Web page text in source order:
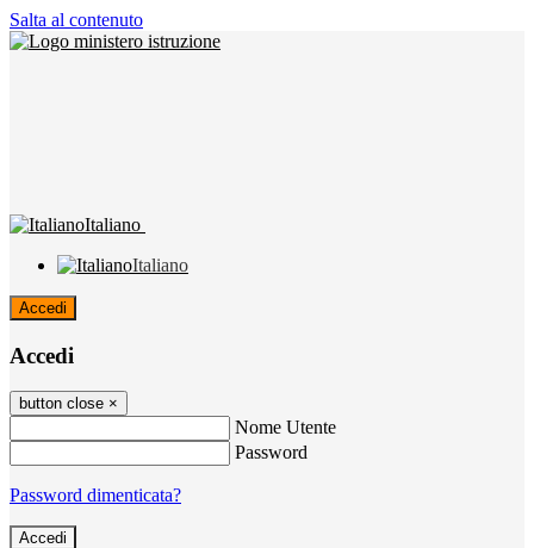
Salta al contenuto
Italiano
Italiano
Accedi
Accedi
button close ×
Nome Utente
Password
Password dimenticata?